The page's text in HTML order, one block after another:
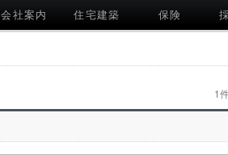
会社案内 住宅建築 保険
1